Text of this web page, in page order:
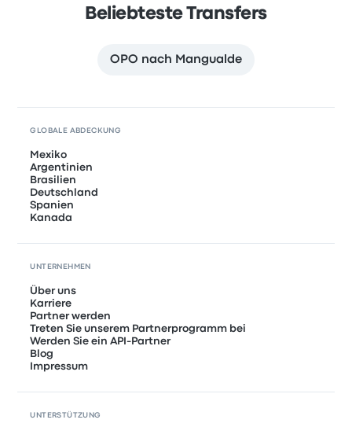
Beliebteste Transfers
OPO nach Mangualde
GLOBALE ABDECKUNG
Mexiko
Argentinien
Brasilien
Deutschland
Spanien
Kanada
UNTERNEHMEN
Über uns
Karriere
Partner werden
Treten Sie unserem Partnerprogramm bei
Werden Sie ein API-Partner
Blog
Impressum
UNTERSTÜTZUNG